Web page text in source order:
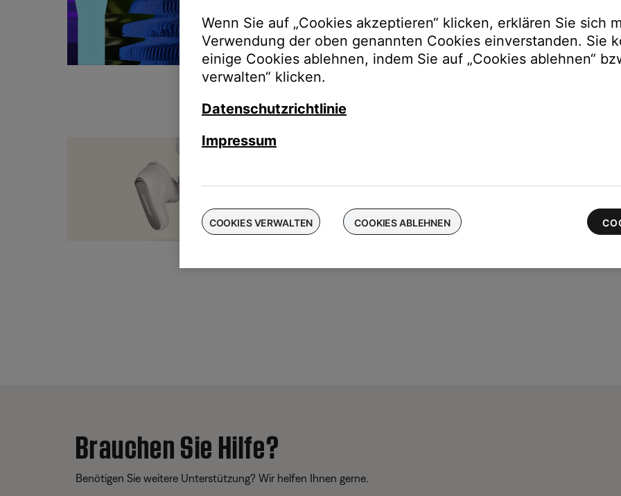
für die neuesten QuietComfort Ultra-Ohrhörer
Brauchen Sie Hilfe?
Benötigen Sie weitere Unterstützung? Wir helfen Ihnen gerne.
Wenn Sie auf „Cookies akzeptieren“ klicken, erklären Sie sich
Verwendung der oben genannten Cookies einverstanden. Sie
einige Cookies ablehnen, indem Sie auf „Cookies ablehnen“
verwalten“ klicken.
Datenschutzrichtlinie
Impressum
COOKIES VERWALTEN COOKIES ABLEHNEN